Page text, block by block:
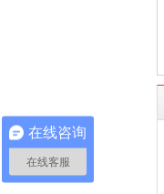
在线咨询
在线客服